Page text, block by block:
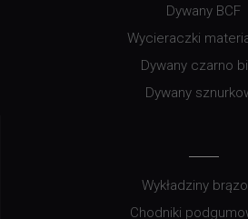
Dywany BCF
Wycieraczki
Dywany czarno
Dywany
Wykładziny
Chodniki